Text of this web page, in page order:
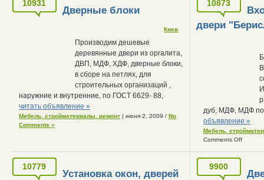
10931
Дверные блоки
Киев
Производим дешевые
деревянные двери из оргалита,
ДВП, МДФ, ХДФ, дверные блоки,
в сборе на петлях, для
строительных организаций ,
наружние и внутренние, по ГОСТ 6629- 88,
читать объявление »
Мебель, стройматериалы, ремонт | июня 2, 2009 / No
Comments »
10873
двери
дуб, МДФ, МДФ
объявление »
Мебель,
Comments Off
10779
Установка окон, дверей
9900